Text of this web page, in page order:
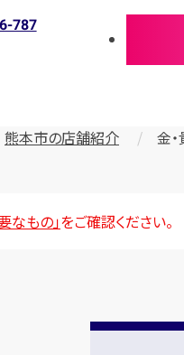
787
熊本市の店舗紹介
金
なもの」をご確認ください。